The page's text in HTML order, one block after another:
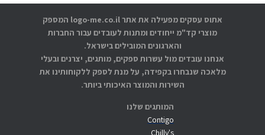
המותגים שלנו
Contigo
Chilly's
אתוס עסקים מפעילה את אתר logo-me.co.il המספק
מוצרי קד"מ ייחודים ומתנות לעובדים עבור החברות
והארגונים המובילים בישראל.
אנחנו עובדים מול עשרות ספקים, מותגים, יצרנים ובעלי
מלאכה שנבחרו בקפידה, על מנת לספק ללקוחותינו את
השירות והמוצר האיכותי ביותר.